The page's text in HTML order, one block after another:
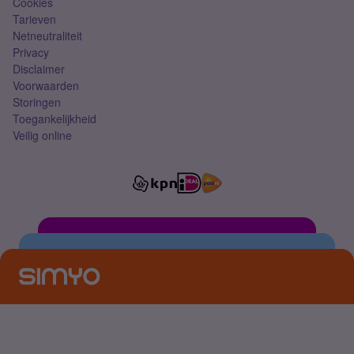
Tarieven
Netneutraliteit
Privacy
Disclaimer
Voorwaarden
Storingen
Toegankelijkheid
Veilig online